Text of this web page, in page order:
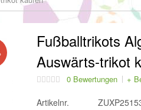
Fußballtrikots
Auswärts-trikot
0 Bewertungen +
Artikelnr.